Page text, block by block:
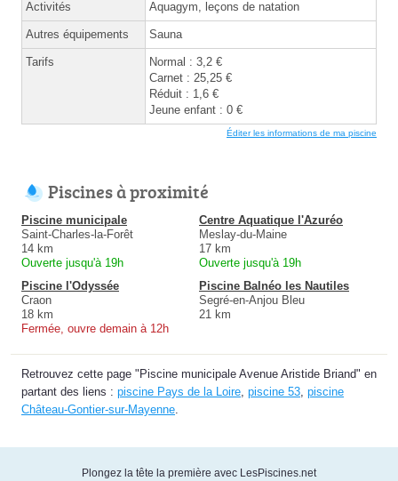
Activités Aquagym, leçons de natation
Autres équipements Sauna
Tarifs
Normal : 3,2 €
Carnet : 25,25 €
Réduit : 1,6 €
Jeune enfant : 0 €
Éditer les informations de ma piscine
Piscines à proximité
Piscine municipale
Saint-Charles-la-Forêt
14 km
Ouverte jusqu'à 19h
Centre Aquatique l'Azuréo
Meslay-du-Maine
17 km
Ouverte jusqu'à 19h
Piscine l'Odyssée
Craon
18 km
Fermée, ouvre demain à 12h
Piscine Balnéo les Nautiles
Segré-en-Anjou Bleu
21 km
Retrouvez cette page "Piscine municipale Avenue Aristide Briand" en
partant des liens : piscine Pays de la Loire piscine 53 piscine
Château-Gontier-sur-Mayenne
Plongez la tête la première avec LesPiscines.net